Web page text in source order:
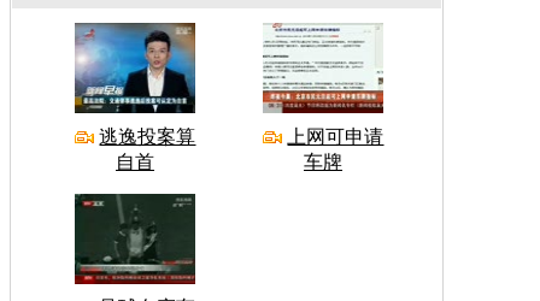
逃逸投案算
自首
上网可申请
车牌